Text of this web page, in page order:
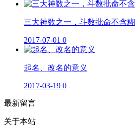
三大神数之一，斗数批命不含糊
2017-07-01 0
起名、改名的意义
2017-03-19 0
最新留言
关于本站